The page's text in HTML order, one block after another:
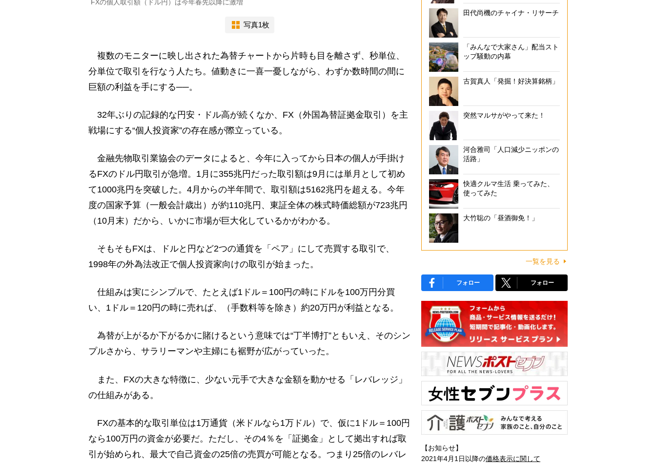
FXの個人取引額（ドル円）は今年春先以降に激増
写真1枚
複数のモニターに映し出された為替チャートから片時も目を離さず、秒単位、
分単位で取引を行なう人たち。値動きに一喜一憂しながら、わずか数時間の間に
巨額の利益を手にする──。
32年ぶりの記録的な円安・ドル高が続くなか、FX（外国為替証拠金取引）を主
戦場にする“個人投資家”の存在感が際立っている。
金融先物取引業協会のデータによると、今年に入ってから日本の個人が手掛け
るFXのドル円取引が急増。1月に355兆円だった取引額は9月には単月として初め
て1000兆円を突破した。4月からの半年間で、取引額は5162兆円を超える。今年
度の国家予算（一般会計歳出）が約110兆円、東証全体の株式時価総額が723兆円
（10月末）だから、いかに市場が巨大化しているかがわかる。
そもそもFXは、ドルと円など2つの通貨を「ペア」にして売買する取引で、
1998年の外為法改正で個人投資家向けの取引が始まった。
仕組みは実にシンプルで、たとえば1ドル＝100円の時にドルを100万円分買
い、1ドル＝120円の時に売れば、（手数料等を除き）約20万円が利益となる。
為替が上がるか下がるかに賭けるという意味では“丁半博打”ともいえ、そのシン
プルさから、サラリーマンや主婦にも裾野が広がっていった。
また、FXの大きな特徴に、少ない元手で大きな金額を動かせる「レバレッジ」
の仕組みがある。
FXの基本的な取引単位は1万通貨（米ドルなら1万ドル）で、仮に1ドル＝100円
なら100万円の資金が必要だ。ただし、その4％を「証拠金」として拠出すれば取
引が始められ、最大で自己資金の25倍の売買が可能となる。つまり25倍のレバレ
田代尚機のチャイナ・リサーチ
「みんなで大家さん」配当スト
ップ騒動の内幕
古賀真人「発掘！好決算銘柄」
突然マルサがやって来た！
河合雅司「人口減少ニッポンの
活路」
快適クルマ生活 乗ってみた、
使ってみた
大竹聡の「昼酒御免！」
一覧を見る
フォロー フォロー
【お知らせ】
2021年4月1日以降の価格表示に関して